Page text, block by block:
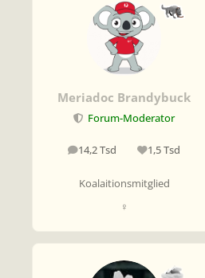
Meriadoc Brandybuck
Forum-Moderator
14,2 Tsd
Beiträge 1,5 Tsd
Reputation
Koalaitionsmitglied
♀